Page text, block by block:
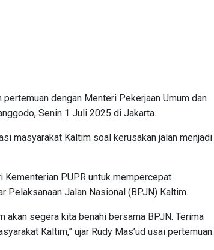
dengan Menteri Pekerjaan Umum dan
Senin 1 Juli 2025 di Jakarta.
masyarakat Kaltim soal kerusakan jalan menjadi
Kementerian PUPR untuk mempercepat
Pelaksanaan Jalan Nasional (BPJN) Kaltim.
akan segera kita benahi bersama BPJN. Terima
Kaltim,” ujar Rudy Mas’ud usai pertemuan.